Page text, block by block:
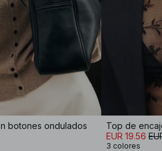
botones ondulados
Top de
EUR 19.56
3 colores